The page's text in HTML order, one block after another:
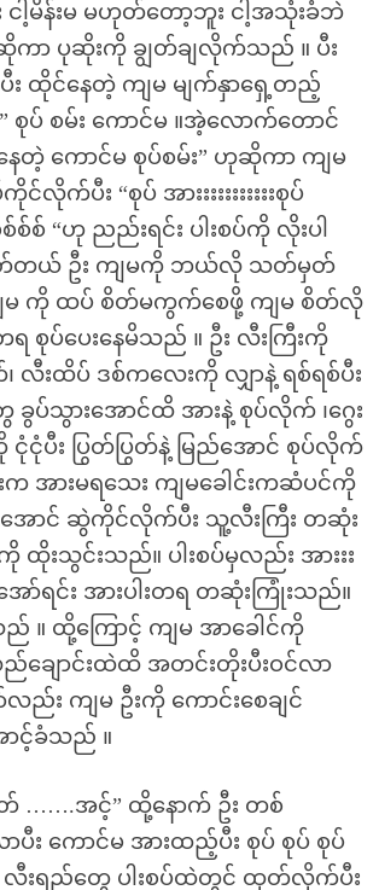
ငါ့မိန်းမ မဟုတ်တော့ဘူး ငါ့အသုံးခံဘဲ
ဆိုကာ ပုဆိုးကို ချွတ်ချလိုက်သည် ။ ပီး
း ထိုင်နေတဲ့ ကျမ မျက်နှာရှေ့တည့်
စုပ် စမ်း ကောင်မ ။အဲ့လောက်တောင်
တဲ့ ကောင်မ စုပ်စမ်း” ဟုဆိုကာ ကျမ
က်ပီး “စုပ် အားးးးးးးးးးးစုပ်
းးစ်စ်စ်စ် “ဟု ညည်းရင်း ပါးစပ်ကို လိုးပါ
တယ် ဦး ကျမကို ဘယ်လို သတ်မှတ်
မ ကို ထပ် စိတ်မကွက်စေဖို့ ကျမ စိတ်လို
ရ စုပ်ပေးနေမိသည် ။ ဦး လီးကြီးကို
လီးထိပ် ဒစ်ကလေးကို လျှာနဲ့ ရစ်ရစ်ပီး
ခွပ်သွားအောင်ထိ အားနဲ့ စုပ်လိုက် ၊ဂွေး
ငုံငုံပီး ပြွတ်ပြွတ်နဲ့ မြည်အောင် စုပ်လိုက်
းက အားမရသေး ကျမခေါင်းကဆံပင်ကို
ါအောင် ဆွဲကိုင်လိုက်ပီး သူ့လီးကြီး တဆုံး
ကို ထိုးသွင်းသည်။ ပါးစပ်မှလည်း အားးး
အော်ရင်း အားပါးတရ တဆုံးကြုံးသည်။
။ ထို့ကြောင့် ကျမ အာခေါင်ကို
ျောင်းထဲထိ အတင်းတိုးပီးဝင်လာ
း ကျမ ဦးကို ကောင်းစေချင်
ာင့်ခံသည် ။
…….အင့်” ထို့နောက် ဦး တစ်
ကောင်မ အားထည့်ပီး စုပ် စုပ် စုပ်
လီးရည်တွေ ပါးစပ်ထဲတွင် ထုတ်လိုက်ပီး